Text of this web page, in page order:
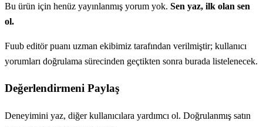
Bu ürün için henüz yayınlanmış yorum yok. Sen yaz, ilk olan sen
ol.
Fuub editör puanı uzman ekibimiz tarafından verilmiştir; kullanıcı
yorumları doğrulama sürecinden geçtikten sonra burada listelenecek.
Değerlendirmeni Paylaş
Deneyimini yaz, diğer kullanıcılara yardımcı ol. Doğrulanmış satın